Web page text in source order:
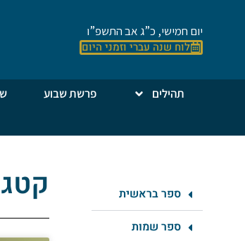
יום חמישי, כ”ג אב התשפ”ו
לוח שנה עברי וזמני היום
תהילים פרשת שבוע
ספר בראשית
ספר שמות